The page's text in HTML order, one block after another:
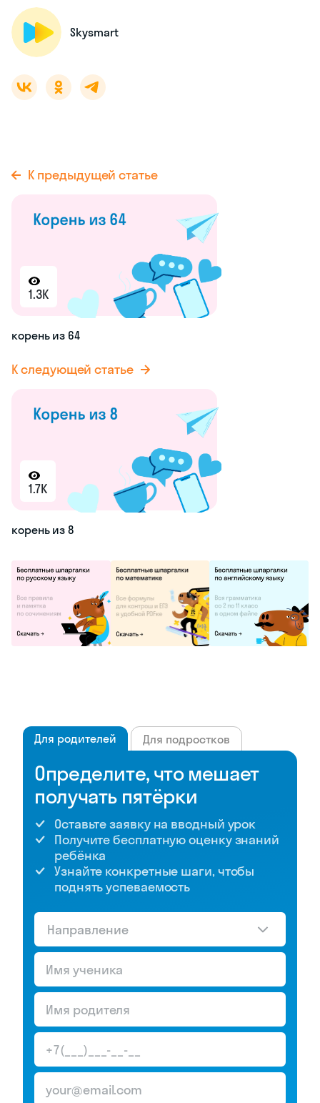
Skysmart
К предыдущей статье
1.3K
корень из 64
К следующей статье
1.7K
корень из 8
Для родителей Для подростков
Определите, что мешает
получать пятёрки
Оставьте заявку на вводный урок
Получите бесплатную оценку знаний
ребёнка
Узнайте конкретные шаги, чтобы
поднять успеваемость
Направление